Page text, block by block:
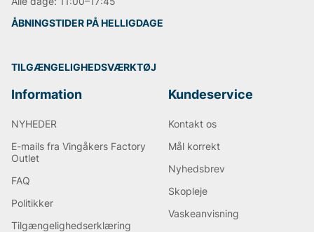
ÅBNINGSTIDER PÅ HELLIGDAGE
TILGÆNGELIGHEDSVÆRKTØJ
Information
NYHEDER
E-mails fra Vingåkers Factory
Outlet
FAQ
Politikker
Tilgængelighedserklæring
Kundeservice
Kontakt os
Mål korrekt
Nyhedsbrev
Skopleje
Vaskeanvisning